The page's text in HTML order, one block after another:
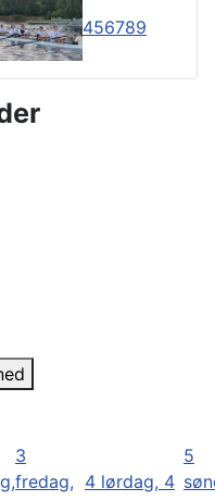
456789
3
fredag, 4 lørdag, 4
5